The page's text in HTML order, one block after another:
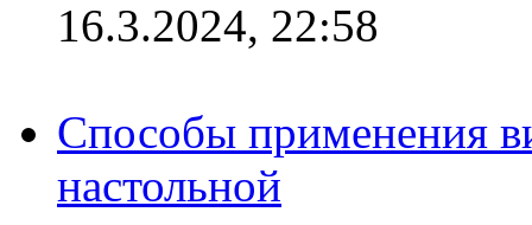
16.3.2024, 22:58
Способы применения
настольной